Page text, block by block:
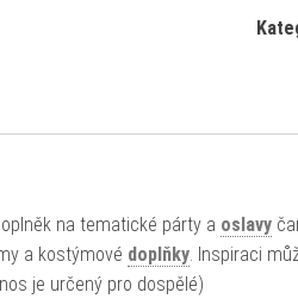
na tematické párty a oslavy
a kostýmové doplňky. Inspiraci
je určený pro dospělé)